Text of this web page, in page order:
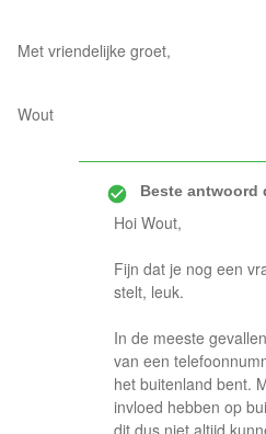
Met vriendelijke groet,
Wout
Beste antwoord
Hoi Wout,
Fijn dat je nog een
stelt, leuk.
In de meeste
van een
het buitenland bent.
invloed hebben op
dit dus niet altijd